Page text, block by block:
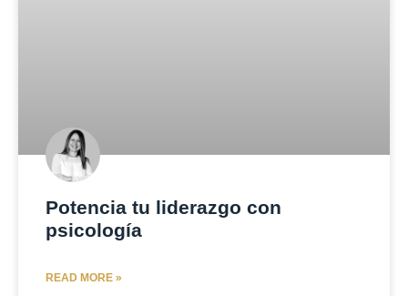
Potencia tu liderazgo con
psicología
READ MORE »